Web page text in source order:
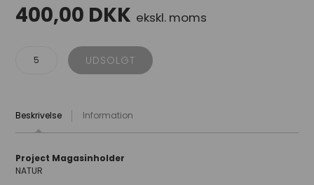
400,00 DKK ekskl. moms
Beskrivelse Information
Project Magasinholder
NATUR